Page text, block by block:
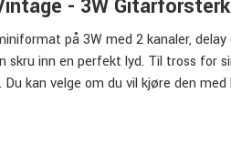
- 3W
på 3W med 2 kanaler,
skru inn en perfekt lyd. Til tross for
Du kan velge om du vil kjøre den
med til å lage denne forsterkeren,
finner i større forsterkere. Den lille